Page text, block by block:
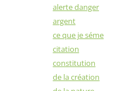
alerte danger
argent
ce que je séme
citation
constitution
de la création